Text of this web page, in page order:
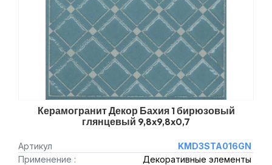
Керамогранит Декор Бахия 1 бирюзовый
глянцевый 9,8x9,8x0,7
Артикул
KMD3STA016GN
Применение :
Декоративные элементы